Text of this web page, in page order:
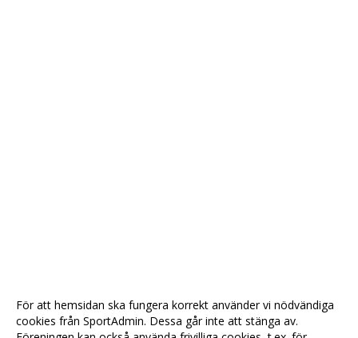
För att hemsidan ska fungera korrekt använder vi nödvändiga
cookies från SportAdmin. Dessa går inte att stänga av.